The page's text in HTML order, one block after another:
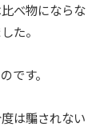
べ物にならな
た。
です。
は騙されない